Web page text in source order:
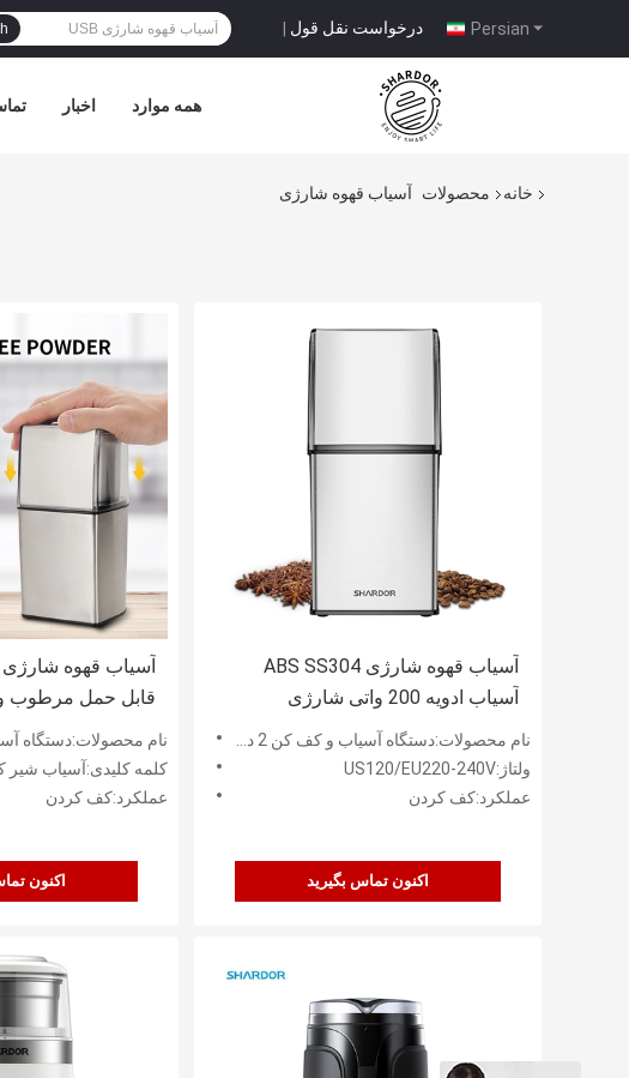
Persian درخواست نقل قول |
اخبار همه موارد
خانه محصولات آسیاب قهوه شارژی
آسیاب قهوه
قابل حمل
نام محصولات:دستگاه
کلمه کلیدی:آسیاب
عملکرد:کف کردن
اکنون
آسیاب قهوه شارژی ABS SS304
آسیاب ادویه 200 واتی شارژی
نام محصولات:دستگاه آسیاب و کف کن 2 در 1
ولتاژ:US120/EU220-240V
عملکرد:کف کردن
اکنون تماس بگیرید